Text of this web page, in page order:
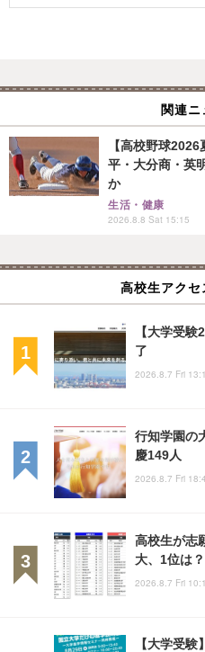
関連ニ
【高校野球
平・大分商・英
か
生活・健康
2026.8.8 Sat 15:15
高校生アク
【大学受
了
2026.8.7 Fri
行知学園の
慶149人
2026.8.7 Fri
高校生が志
大、1位は？
2026.8.7 Fri
【大学受